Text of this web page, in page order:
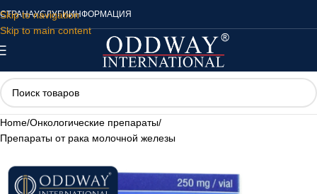
Skip to navigation
Skip to main content
СТРАНАУСЛУГИИНФОРМАЦИЯ
Home/Онкологические препараты/
Препараты от рака молочной железы